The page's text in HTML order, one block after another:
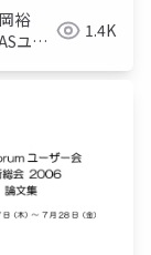
裕
ユー
1.4K